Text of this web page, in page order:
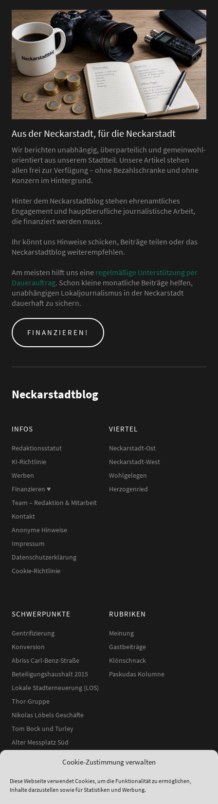
Cookie-Zustimmung verwalten
Diese Webseite verwendet Cookies, um die Funktionalität zu ermöglichen,
Inhalte darzustellen sowie für Statistiken und Werbung.
Aus der Neckarstadt, für die Neckarstadt
Wir berichten unabhängig, überparteilich und gemeinwohl-
orientiert aus unserem Stadtteil. Unsere Artikel stehen
allen frei zur Verfügung – ohne Bezahlschranke und ohne
Konzern im Hintergrund.
Hinter dem Neckarstadtblog stehen ehrenamtliches
Engagement und hauptberufliche journalistische Arbeit,
die finanziert werden muss.
Ihr könnt uns Hinweise schicken, Beiträge teilen oder das
Neckarstadtblog weiterempfehlen.
Am meisten hilft uns eine regelmäßige Unterstützung per
Dauerauftrag. Schon kleine monatliche Beiträge helfen,
unabhängigen Lokaljournalismus in der Neckarstadt
dauerhaft zu sichern.
FINANZIEREN!
Neckarstadtblog
INFOS
Redaktionsstatut
KI-Richtlinie
Werben
Finanzieren ♥︎
Team – Redaktion & Mitarbeit
Kontakt
Anonyme Hinweise
Impressum
Datenschutzerklärung
Cookie-Richtlinie
VIERTEL
Neckarstadt-Ost
Neckarstadt-West
Wohlgelegen
Herzogenried
SCHWERPUNKTE
Gentrifizierung
Konversion
Abriss Carl-Benz-Straße
Beteiligungshaushalt 2015
Lokale Stadterneuerung (LOS)
Thor-Gruppe
Nikolas Löbels Geschäfte
Tom Bock und Turley
Alter Messplatz Süd
RUBRIKEN
Meinung
Gastbeiträge
Klönschnack
Paskudas Kolumne